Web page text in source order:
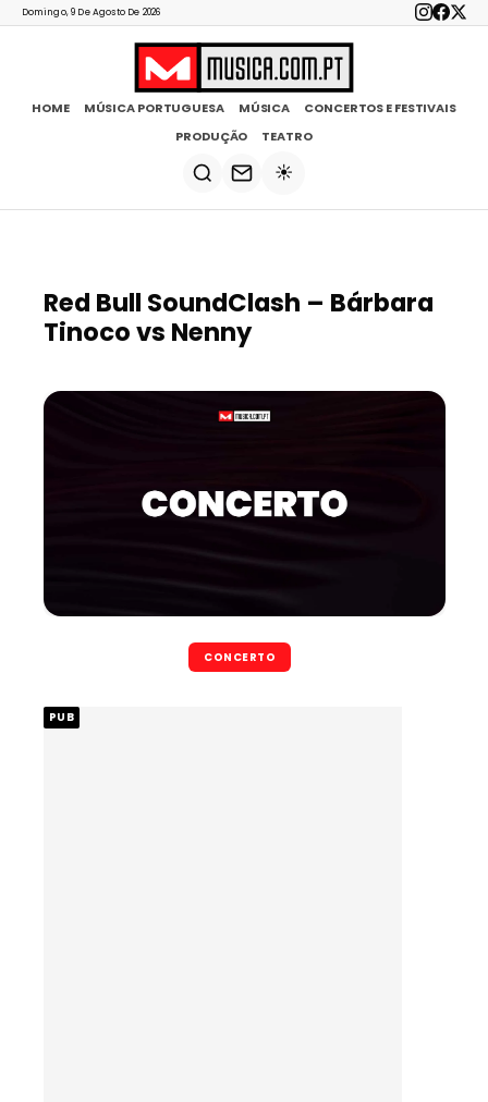
Domingo, 9 De Agosto De 2026
HOME MÚSICA PORTUGUESA MÚSICA
CONCERTOS E FESTIVAIS
PRODUÇÃO
TEATRO
☀️
Red Bull SoundClash – Bárbara
Tinoco vs Nenny
CONCERTO
PUB